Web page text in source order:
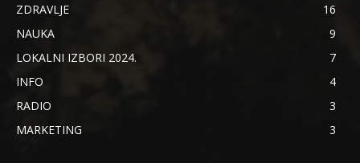
ZDRAVLJE
16
NAUKA
9
LOKALNI IZBORI 2024.
7
INFO
4
RADIO
3
MARKETING
3